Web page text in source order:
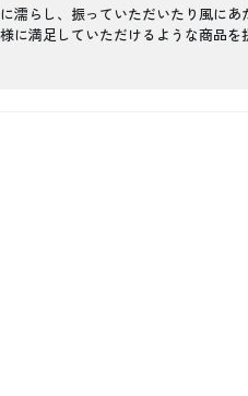
らし、振っていただいたり風に
満足していただけるような商品